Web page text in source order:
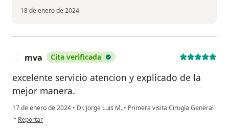
18 de enero de 2024
mva Cita verificada
excelente servicio atencion y explicado de la
mejor manera.
17 de enero de 2024 • Dr. Jorge Luis M. • Primera visita Cirugía General
• en opinión del usuario mva
Reportar